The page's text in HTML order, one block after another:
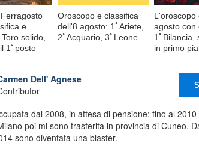
e
solido,
1ﾟposto
Oroscopo e classifica
dell'8 agosto: 1ﾟAriete,
2ﾟAcquario, 3ﾟLeone
L'oroscopo
agosto con
1ﾟBilancia,
in primo
Dell' Agnese
dal 2008, in attesa di pensione; fino al 2010
poi mi sono trasferita in provincia di Cuneo.
sono diventata una blaster.